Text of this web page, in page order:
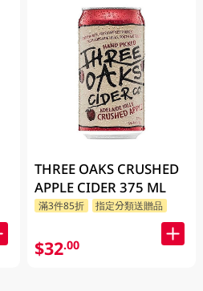
THREE OAKS CRUSHED
APPLE CIDER 375 ML
滿3件85折 指定分類送贈品
$32.00